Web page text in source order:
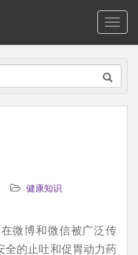
健康知识
微博和微信被广泛传
全的止吐和促胃动力药